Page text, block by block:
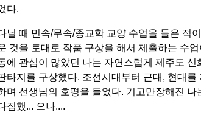
다.
닐 때 민속/무속/종교학 교양 수업을 들은 적
것을 토대로 작품 구상을 해서 제출하는 수
에 관심이 많았던 나는 자연스럽게 제주도 신
타지를 구상했다. 조선시대부터 근대, 현대
며 선생님의 호평을 들었다. 기고만장해진 나
짐했... 으나....